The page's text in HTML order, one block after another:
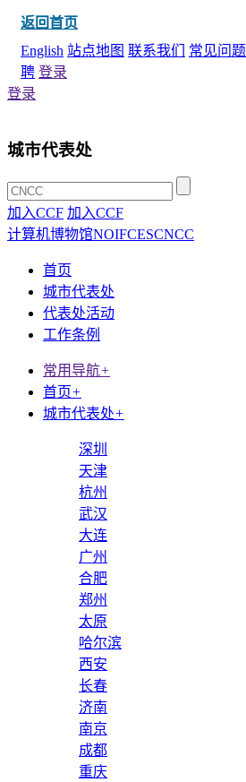
返回首页
English 站点地图 联系我们 常见问题
聘 登录
登录
城市代表处
加入CCF 加入CCF
计算机博物馆NOIFCESCNCC
首页
城市代表处
代表处活动
工作条例
常用导航+
首页+
城市代表处+
深圳
天津
杭州
武汉
大连
广州
合肥
郑州
太原
哈尔滨
西安
长春
济南
南京
成都
重庆